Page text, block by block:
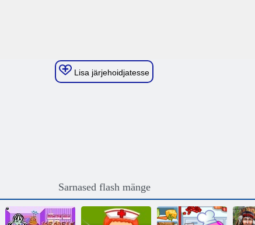
Lisa järjehoidjatesse
Sarnased flash mänge